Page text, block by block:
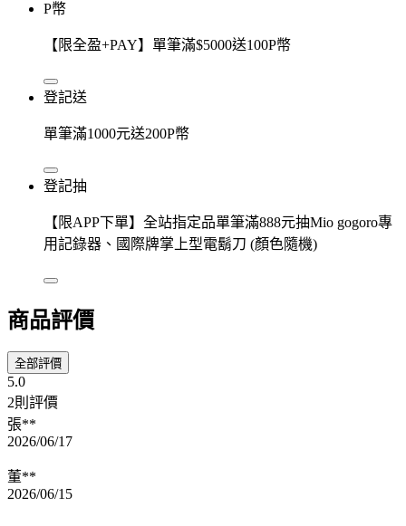
P幣
【限全盈+PAY】單筆滿$5000送100P幣
登記送
單筆滿1000元送200P幣
登記抽
【限APP下單】全站指定品單筆滿888元抽Mio gogoro專
用記錄器、國際牌掌上型電鬍刀 (顏色隨機)
商品評價
全部評價
5.0
2則評價
張**
2026/06/17
董**
2026/06/15